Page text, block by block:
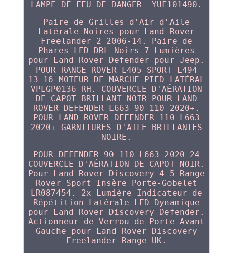
LAMPE DE FEU DE DANGER -YUF101490.
Paire de Grilles d'Air d'Aile
Latérale Noires pour Land Rover
Freelander 2 2006-14. Paire de
Phares LED DRL Noirs 7 Lumières
pour Land Rover Defender pour Jeep.
POUR RANGE ROVER L405 SPORT L494
13-16 MOTEUR DE MARCHE-PIED LATÉRAL
VPLGP0136 RH. COUVERCLE D'AÉRATION
DE CAPOT BRILLANT NOIR POUR LAND
ROVER DEFENDER L663 90 110 2020+.
POUR LAND ROVER DEFENDER 110 L663
2020+ GARNITURES D'AILE BRILLANTES
NOIRE.
POUR DEFENDER 90 110 L663 2020-24
COUVERCLE D'AÉRATION DE CAPOT NOIR.
Pour Land Rover Discovery 4 5 Range
Rover Sport Insère Porte-Gobelet
LR087454. 2x Lumière Indicateur de
Répétition Latérale LED Dynamique
pour Land Rover Discovery Defender.
Actionneur de Verrou de Porte Avant
Gauche pour Land Rover Discovery
Freelander Range UK.